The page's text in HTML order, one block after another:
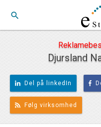
search
Djursland
Del på linkedIn
Følg virksomhed